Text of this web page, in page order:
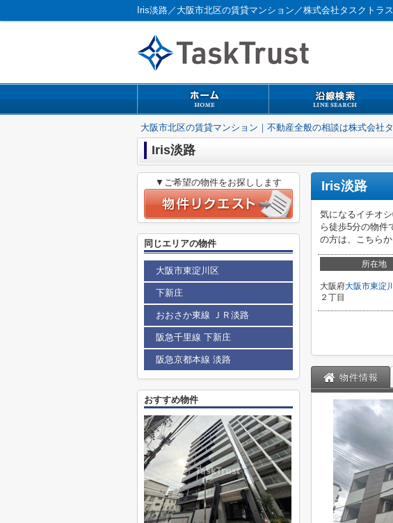
Iris淡路／大阪市北区の賃貸マンション／株式会社タスクトラ
大阪市北区の賃貸マンション｜不動産全般の相談は株式会社
Iris淡路
Iris淡路
気になるイチオ
ら徒歩5分の物件
の方は、こちら
所在地
大阪府大阪市東淀
２丁目
物件情報
▼ご希望の物件をお探しします
同じエリアの物件
大阪市東淀川区
下新庄
おおさか東線 ＪＲ淡路
阪急千里線 下新庄
阪急京都本線 淡路
おすすめ物件